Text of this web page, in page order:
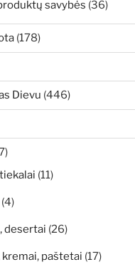
savybės (36)
(178)
Dievu (446)
(11)
(4)
desertai (26)
kremai, paštetai (17)